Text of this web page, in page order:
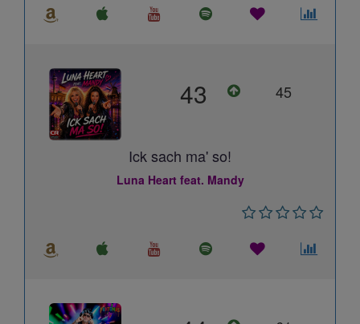
43 45
Ick sach ma' so!
Luna Heart feat. Mandy